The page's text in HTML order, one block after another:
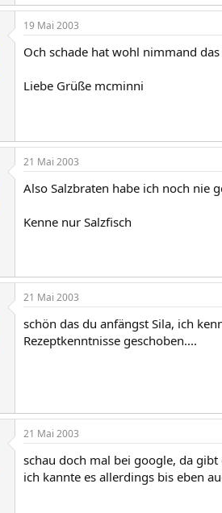
19 Mai 2003
Och schade hat wohl nimmand
Liebe Grüße mcminni
21 Mai 2003
Also Salzbraten habe ich noch nie
Kenne nur Salzfisch
21 Mai 2003
schön das du anfängst Sila, ich
Rezeptkenntnisse geschoben....
21 Mai 2003
schau doch mal bei google, da
ich kannte es allerdings bis eben